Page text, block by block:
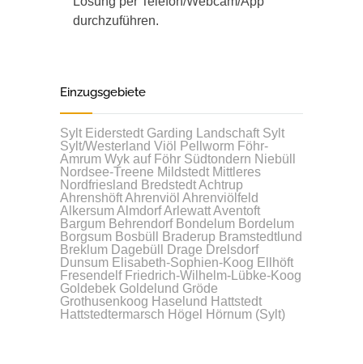
durchzuführen.
Einzugsgebiete
Sylt Eiderstedt Garding
Landschaft Sylt
Sylt/Westerland Viöl Pellworm Föhr-
Amrum Wyk auf Föhr Südtondern Niebüll
Nordsee-Treene Mildstedt Mittleres
Nordfriesland BredstedtAchtrup
AhrenshöftAhrenviöl Ahrenviölfeld
AlkersumAlmdorfArlewattAventoft
Bargum Behrendorf Bondelum Bordelum
Borgsum Bosbüll Braderup Bramstedtlund
Breklum Dagebüll Drage Drelsdorf
Dunsum Elisabeth-Sophien-Koog Ellhöft
Fresendelf Friedrich-Wilhelm-Lübke-Koog
Goldebek Goldelund Gröde
Grothusenkoog Haselund Hattstedt
Hattstedtermarsch Högel Hörnum (Sylt)